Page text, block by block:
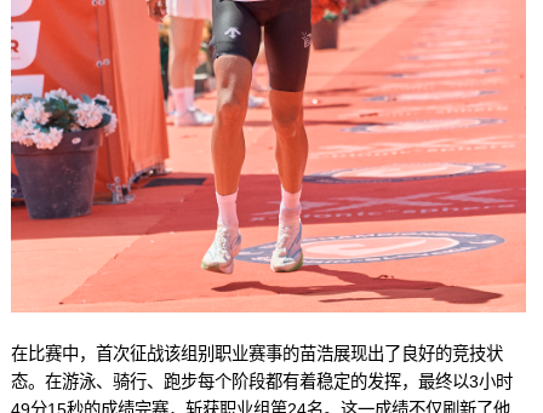
在比赛中，首次征战该组别职业赛事的苗浩展现出了良好的竞技状
态。在游泳、骑行、跑步每个阶段都有着稳定的发挥，最终以3小时